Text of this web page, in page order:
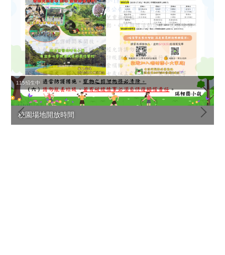
115招生中
校園場地開放時間